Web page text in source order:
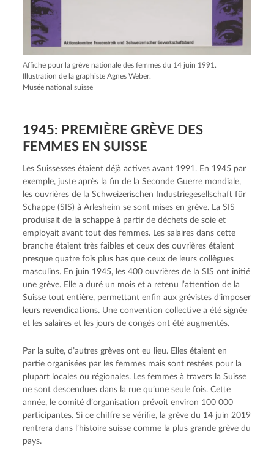
Affiche pour la grève nationale des femmes du 14 juin 1991.
Illustration de la graphiste Agnes Weber.
Musée national suisse
1945: PREMIÈRE GRÈVE DES
FEMMES EN SUISSE
Les Suissesses étaient déjà actives avant 1991. En 1945 par
exemple, juste après la fin de la Seconde Guerre mondiale,
les ouvrières de la Schweizerischen Industriegesellschaft für
Schappe (SIS) à Arlesheim se sont mises en grève. La SIS
produisait de la schappe à partir de déchets de soie et
employait avant tout des femmes. Les salaires dans cette
branche étaient très faibles et ceux des ouvrières étaient
presque quatre fois plus bas que ceux de leurs collègues
masculins. En juin 1945, les 400 ouvrières de la SIS ont initié
une grève. Elle a duré un mois et a retenu l’attention de la
Suisse tout entière, permettant enfin aux grévistes d’imposer
leurs revendications. Une convention collective a été signée
et les salaires et les jours de congés ont été augmentés.
Par la suite, d’autres grèves ont eu lieu. Elles étaient en
partie organisées par les femmes mais sont restées pour la
plupart locales ou régionales. Les femmes à travers la Suisse
ne sont descendues dans la rue qu’une seule fois. Cette
année, le comité d’organisation prévoit environ 100 000
participantes. Si ce chiffre se vérifie, la grève du 14 juin 2019
rentrera dans l’histoire suisse comme la plus grande grève du
pays.